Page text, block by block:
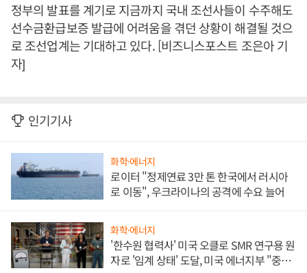
정부의 발표를 계기로 지금까지 국내 조선사들이 수주해도
선수금환급보증 발급에 어려움을 겪던 상황이 해결될 것으
로 조선업계는 기대하고 있다. [비즈니스포스트 조은아 기
자]
인기기사
화학·에너지
로이터 "정제연료 3만 톤 한국에서 러시아
로 이동", 우크라이나의 공격에 수요 늘어
화학·에너지
'한수원 협력사' 미국 오클로 SMR 연구용 원
자로 '임계 상태' 도달, 미국 에너지부 "중요